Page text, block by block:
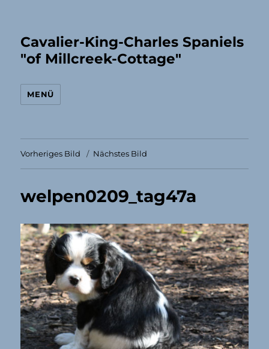
Cavalier-King-Charles Spaniels
"of Millcreek-Cottage"
MENÜ
Vorheriges Bild Nächstes Bild
welpen0209_tag47a